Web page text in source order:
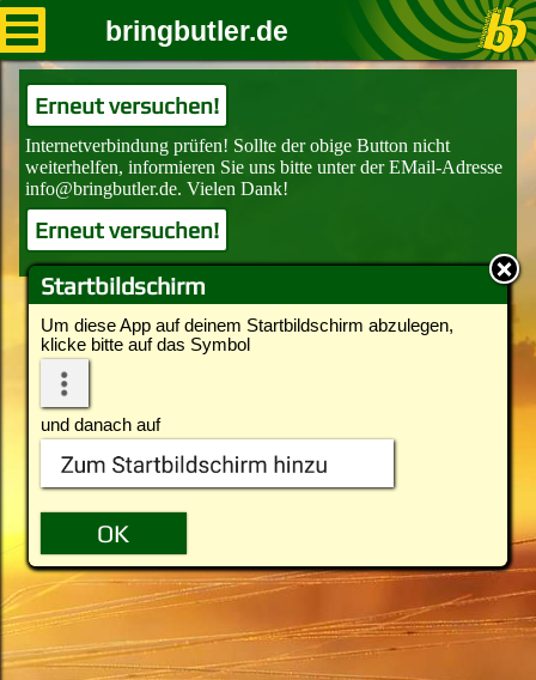
Startbildschirm
Um diese App auf deinem Startbildschirm abzulegen,
klicke bitte auf das Symbol
und danach auf
bringbutler.de
Erneut versuchen!
Erneut versuchen!